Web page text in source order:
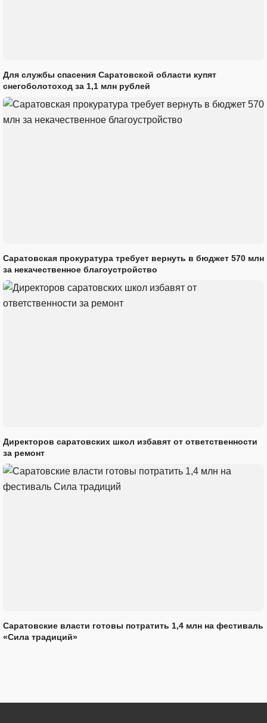
Для службы спасения Саратовской области купят
снегоболотоход за 1,1 млн рублей
Саратовская прокуратура требует вернуть в бюджет 570 млн
за некачественное благоустройство
Директоров саратовских школ избавят от ответственности
за ремонт
Саратовские власти готовы потратить 1,4 млн на фестиваль
«Сила традиций»